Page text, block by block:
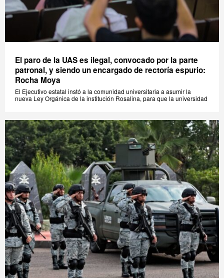
El paro de la UAS es ilegal, convocado por la parte
patronal, y siendo un encargado de rectoría espurio:
Rocha Moya
El Ejecutivo estatal instó a la comunidad universitaria a asumir la
nueva Ley Orgánica de la institución Rosalina, para que la universidad